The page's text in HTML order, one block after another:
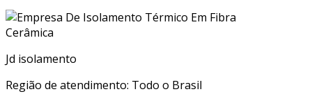
Jd isolamento
Região de atendimento: Todo o Brasil